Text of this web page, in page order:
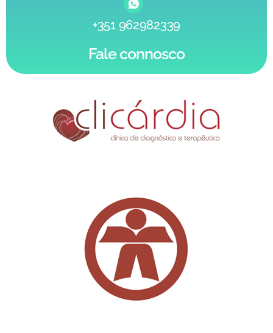
+351 962982339
Fale connosco
Os Nossos Clientes